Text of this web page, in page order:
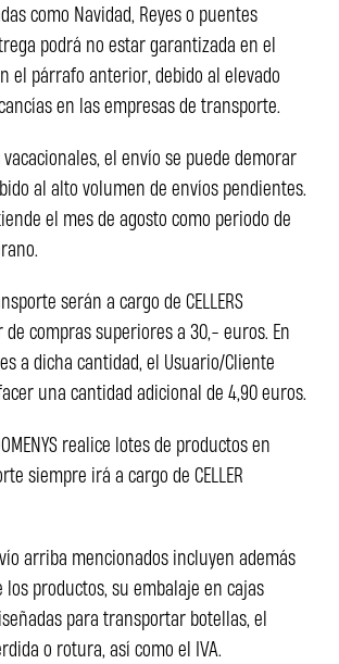
como Navidad, Reyes o puentes
podrá no estar garantizada en el
el párrafo anterior, debido al elevado
en las empresas de transporte.
el envío se puede demorar
al alto volumen de envíos pendientes.
el mes de agosto como periodo de
serán a cargo de CELLERS
de compras superiores a 30,- euros. En
a dicha cantidad, el Usuario/Cliente
una cantidad adicional de 4,90 euros.
realice lotes de productos en
siempre irá a cargo de CELLER
arriba mencionados incluyen además
productos, su embalaje en cajas
para transportar botellas, el
o rotura, así como el IVA.